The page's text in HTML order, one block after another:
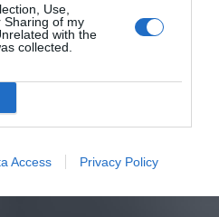
Use,
Sharing of my
with the
collected.
Access Privacy Policy